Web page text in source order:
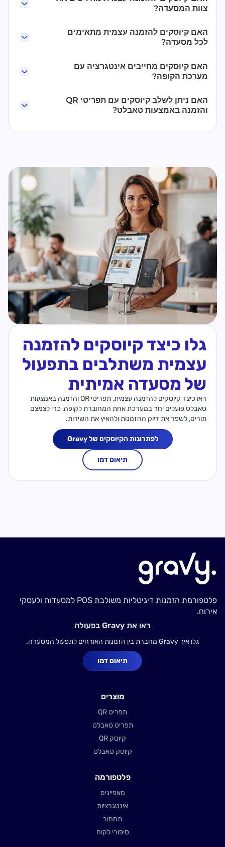
צוות המסעדה?
האם קיוסקים להזמנה עצמית מתאימים
לכל מסעדה?
האם קיוסקים מחייבים אינטגרציה עם
מערכת הקופה?
האם ניתן לשלב קיוסקים עם תפריטי QR
והזמנה באמצעות טאבלט?
גלו כיצד קיוסקים להזמנה
עצמית משתלבים בתפעול
של מסעדה אמיתית
ראו כיצד קיוסקים להזמנה עצמית, תפריטי QR והזמנה באמצעות
טאבלט פועלים יחד במערכת אחת המחוברת לקופה, כדי לצמצם
תורים, לשפר את דיוק ההזמנות ולהאיץ את השירות.
לפתרונות הקיוסקים של Gravy
תיאום דמו
פלטפורמת הזמנות דיגיטליות משולבת POS למסעדות ולעסקי
אירוח.
ראו את Gravy בפעולה
גלו איך Gravy מחברת בין הזמנות האורחים לתפעול המסעדה.
תיאום דמו
מוצרים
תפריט QR
תפריט טאבלט
קיוסק QR
קיוסק טאבלט
פלטפורמה
מאפיינים
אינטגרציות
תמחור
סיפורי לקוח